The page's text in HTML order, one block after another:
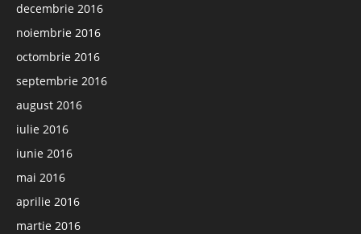
decembrie 2016
noiembrie 2016
octombrie 2016
septembrie 2016
august 2016
iulie 2016
iunie 2016
mai 2016
aprilie 2016
martie 2016